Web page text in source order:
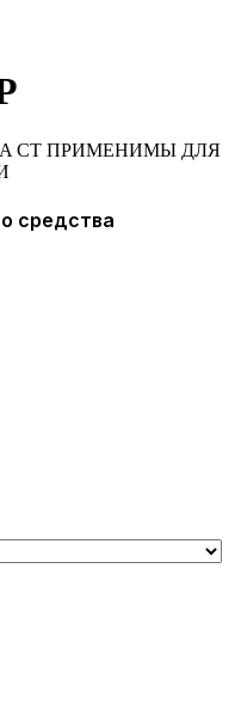
CT ПРИМЕНИМЫ ДЛЯ
средства